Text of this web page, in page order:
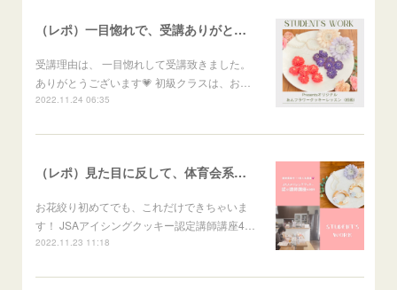
（レポ）一目惚れで、受講ありがとうございます🙏
受講理由は、 一目惚れして受講致きました。
ありがとうございます💗 初級クラスは、お…
2022.11.24 06:35
（レポ）見た目に反して、体育会系な回（笑）
お花絞り初めてでも、これだけできちゃいま
す！ JSAアイシングクッキー認定講師講座4…
2022.11.23 11:18